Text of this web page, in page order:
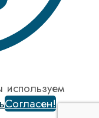
используем
Согласен!